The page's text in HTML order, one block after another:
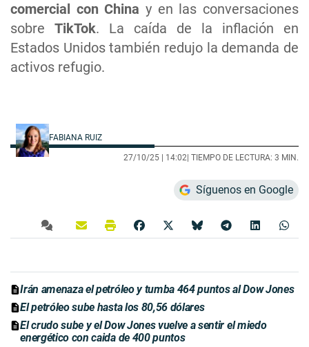
comercial con China y en las conversaciones
sobre TikTok. La caída de la inflación en
Estados Unidos también redujo la demanda de
activos refugio.
FABIANA RUIZ
27/10/25 | 14:02 | TIEMPO DE LECTURA: 3 MIN.
Síguenos en Google
Irán amenaza el petróleo y tumba 464 puntos al Dow Jones
El petróleo sube hasta los 80,56 dólares
El crudo sube y el Dow Jones vuelve a sentir el miedo
energético con caida de 400 puntos